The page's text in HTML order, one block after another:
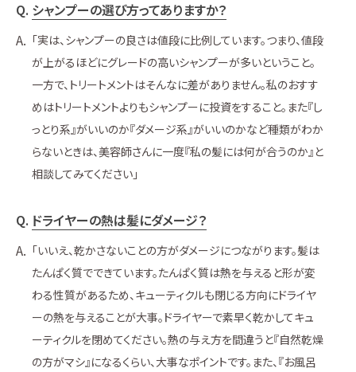
シャンプーの選び方ってありますか？
「実は、シャンプーの良さは値段に比例しています。つまり、値段
が上がるほどにグレードの高いシャンプーが多いということ。
一方で、トリートメントはそんなに差がありません。私のおすす
めはトリートメントよりもシャンプーに投資をすること。また『し
っとり系』がいいのか『ダメージ系』がいいのかなど種類がわか
らないときは、美容師さんに一度『私の髪には何が合うのか』と
相談してみてください」
ドライヤーの熱は髪にダメージ？
「いいえ、乾かさないことの方がダメージにつながります。髪は
たんぱく質でできています。たんぱく質は熱を与えると形が変
わる性質があるため、キューティクルも閉じる方向にドライヤ
ーの熱を与えることが大事。ドライヤーで素早く乾かしてキュ
ーティクルを閉めてください。熱の与え方を間違うと『自然乾燥
の方がマシ』になるくらい、大事なポイントです。また、『お風呂